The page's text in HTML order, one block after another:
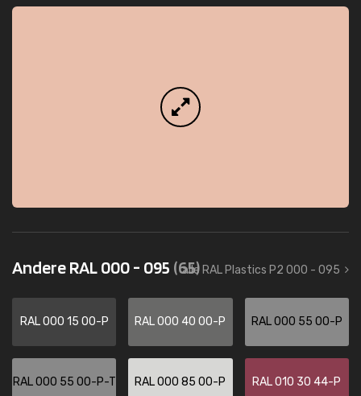
Andere RAL 000 - 095 (65)
alle RAL Plastics P2 000 - 095
RAL 000 15 00-P RAL 000 40 00-P RAL 000 55 00-P
RAL 000 55 00-P-T RAL 000 85 00-P RAL 010 30 44-P